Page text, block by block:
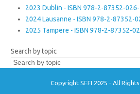
2023 Dublin - ISBN 978-2-87352-
2024 Lausanne - ISBN 978-2-87352-
2025 Tampere - ISBN 978-2-87352-
Search by topic
Copyright SEFI 2025 - All